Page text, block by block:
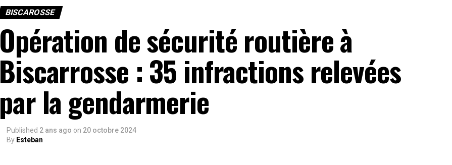
BISCAROSSE
Opération de sécurité routière à
Biscarrosse : 35 infractions relevées
par la gendarmerie
Published 2 ans ago on 20 octobre 2024
By Esteban